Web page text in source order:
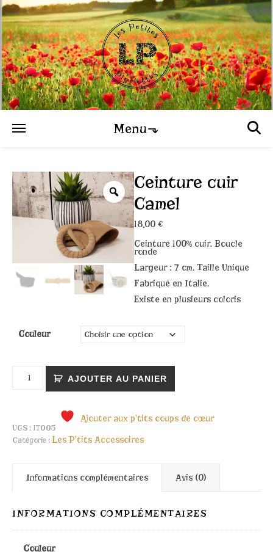
Menu⬎
Ceinture cuir
Camel
18,00 €
Ceinture 100% cuir. Boucle
ronde
Largeur : 7 cm. Taille Unique
Fabriqué en Italie.
Existe en plusieurs coloris
Couleur
AJOUTER AU PANIER
Ajouter aux p'tits coups de cœur
UGS : IT005
Catégorie : Les P'tits Accessoires
Informations complémentaires Avis (0)
INFORMATIONS COMPLÉMENTAIRES
Couleur